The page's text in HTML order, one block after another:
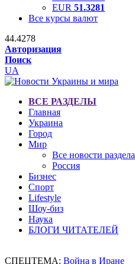
EUR 51.3281
Все курсы валют
44.4278
Авторизация
Поиск
UA
ВСЕ РАЗДЕЛЫ
Главная
Украина
Город
Мир
Все новости раздела
Россия
Бизнес
Спорт
Lifestyle
Шоу-биз
Наука
БЛОГИ ЧИТАТЕЛЕЙ
СПЕЦТЕМА: Война в Иране